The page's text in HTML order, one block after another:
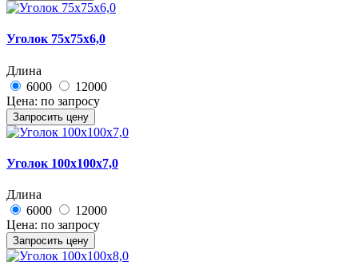
Уголок 75х75х6,0
Длина
6000
12000
Цена: по запросу
Запросить цену
Уголок 100х100х7,0
Длина
6000
12000
Цена: по запросу
Запросить цену